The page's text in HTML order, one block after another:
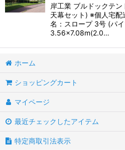
岸工業 ブルドックテ
天幕セット) ※個人宅
名：スロープ 3号 (パ
3.56×7.08m(2.0…
ホーム
ショッピングカート
マイページ
最近チェックしたアイテム
特定商取引法表示